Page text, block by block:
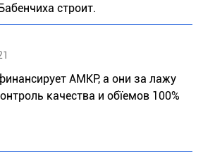
строит.
АМКР, а они за лажу
качества и обїемов 100%